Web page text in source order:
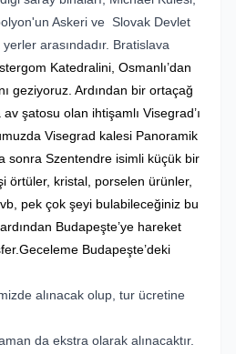
Askeri ve Slovak Devlet
arasındadır. Bratislava
Katedralini, Osmanlı’dan
geziyoruz. Ardından bir ortaçağ
şatosu olan ihtişamlı Visegrad’ı
Visegrad kalesi Panoramik
sonra Szentendre isimli küçük bir
örtüler, kristal, porselen ürünler,
pek çok şeyi bulabileceğiniz bu
Budapeşte’ye hareket
Budapeşte’deki
alınacak olup, tur ücretine
da ekstra olarak alınacaktır.